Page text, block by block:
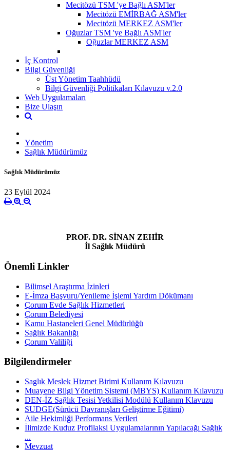
Mecitözü TSM 'ye Bağlı ASM'ler
Mecitözü EMİRBAĞ ASM'ler
Mecitözü MERKEZ ASM'ler
Oğuzlar TSM 'ye Bağlı ASM'ler
Oğuzlar MERKEZ ASM
İç Kontrol
Bilgi Güvenliği
Üst Yönetim Taahhüdü
Bilgi Güvenliği Politikaları Kılavuzu v.2.0
Web Uygulamaları
Bize Ulaşın
Yönetim
Sağlık Müdürümüz
Sağlık Müdürümüz
23 Eylül 2024
PROF. DR. SİNAN ZEHİR
İl Sağlık Müdürü
Önemli Linkler
Bilimsel Araştırma İzinleri
E-İmza Başvuru/Yenileme İşlemi Yardım Dökümanı
Çorum Evde Sağlık Hizmetleri
Çorum Belediyesi
Kamu Hastaneleri Genel Müdürlüğü
Sağlık Bakanlığı
Çorum Valiliği
Bilgilendirmeler
Saglık Meslek Hizmet Birimi Kullanım Kılavuzu
Muayene Bilgi Yönetim Sistemi (MBYS) Kullanım Kılavuzu
DEN-İZ Sağlık Tesisi Yetkilisi Modülü Kullanım Klavuzu
SUDGE(Sürücü Davranışları Geliştirme Eğitimi)
Aile Hekimliği Performans Verileri
İlimizde Kuduz Profilaksi Uygulamalarının Yapılacağı Sağlık
...
Mevzuat